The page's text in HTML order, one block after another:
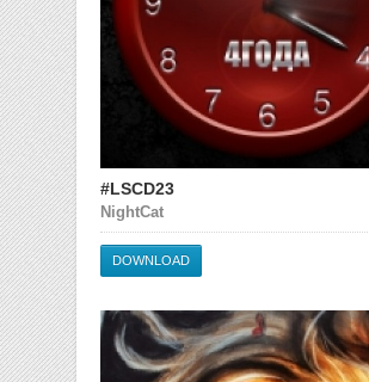
#LSCD23
NightCat
DOWNLOAD